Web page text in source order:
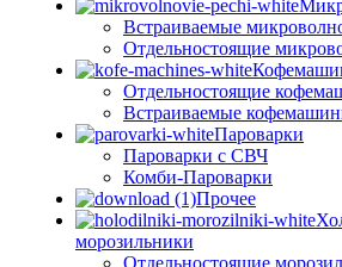
Встраиваемые
Отдельностоящие
Отдельностоящие
Встраиваемые
Пароварки
Пароварки с СВЧ
Комби-Пароварки
Прочее
морозильники